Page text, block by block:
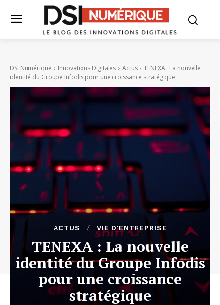
DSI Numérique Innovations Digitales Actus
TENEXA : La nouvelle
identité du Groupe Infodis pour une croissance stratégique
ACTUS VIE D'ENTREPRISE
TENEXA : La nouvelle
identité du Groupe Infodis
pour une croissance
stratégique